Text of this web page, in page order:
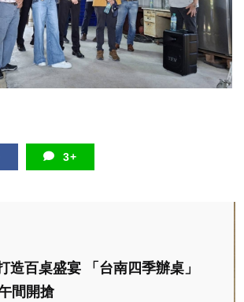
3+
造百桌盛宴 「台南四季辦桌」
間開搶